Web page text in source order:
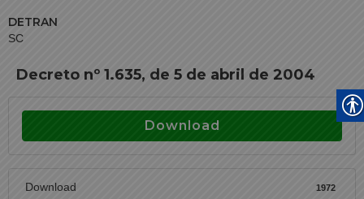
DETRAN
SC
Decreto nº 1.635, de 5 de abril de 2004
Download
Download 1972